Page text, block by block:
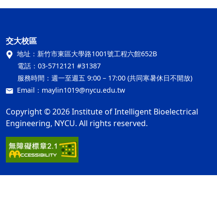
交大校區
地址： 新竹市東區大學路1001號工程六館652B
電話： 03-5712121 #31387
服務時間： 週一至週五 9:00 – 17:00 (共同寒暑休日不開放)
Email： maylin1019@nycu.edu.tw
Copyright © 2026 Institute of Intelligent Bioelectrical
Engineering, NYCU. All rights reserved.